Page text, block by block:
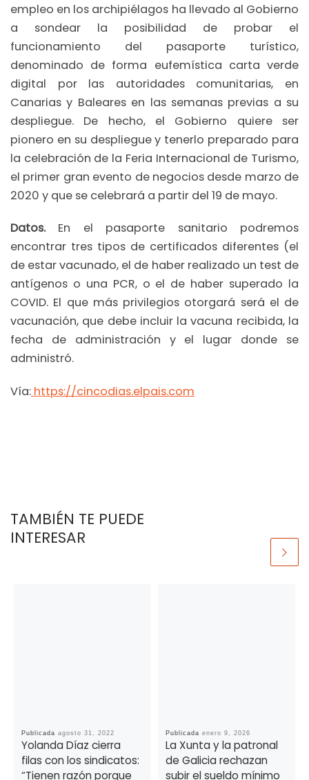
empleo en los archipiélagos ha llevado al Gobierno
a sondear la posibilidad de probar el
funcionamiento del pasaporte turístico,
denominado de forma eufemística carta verde
digital por las autoridades comunitarias, en
Canarias y Baleares en las semanas previas a su
despliegue. De hecho, el Gobierno quiere ser
pionero en su despliegue y tenerlo preparado para
la celebración de la Feria Internacional de Turismo,
el primer gran evento de negocios desde marzo de
2020 y que se celebrará a partir del 19 de mayo.
Datos. En el pasaporte sanitario podremos
encontrar tres tipos de certificados diferentes (el
de estar vacunado, el de haber realizado un test de
antígenos o una PCR, o el de haber superado la
COVID. El que más privilegios otorgará será el de
vacunación, que debe incluir la vacuna recibida, la
fecha de administración y el lugar donde se
administró.
Vía: https://cincodias.elpais.com
TAMBIÉN TE PUEDE
INTERESAR
Publicada agosto 31, 2022
Yolanda Díaz cierra
filas con los sindicatos:
“Tienen razón porque
Publicada enero 9, 2026
La Xunta y la patronal
de Galicia rechazan
subir el sueldo mínimo